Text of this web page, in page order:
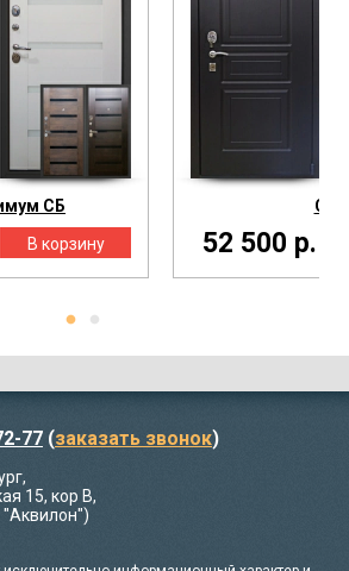
СБ С4
52 500 р.
77 (заказать звонок)
15, кор В,